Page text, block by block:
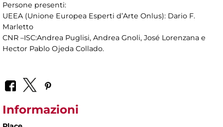
Persone presenti:
UEEA (Unione Europea Esperti d’Arte Onlus): Dario F.
Marletto
CNR –ISC:Andrea Puglisi, Andrea Gnoli, José Lorenzana e
Hector Pablo Ojeda Collado.
Informazioni